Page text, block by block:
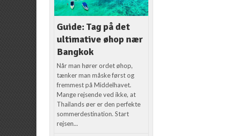
Guide: Tag på det
ultimative øhop nær
Bangkok
Når man hører ordet øhop,
tænker man måske først og
fremmest på Middelhavet.
Mange rejsende ved ikke, at
Thailands øer er den perfekte
sommerdestination. Start
rejsen...